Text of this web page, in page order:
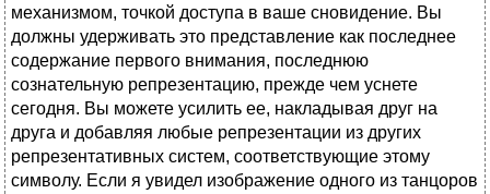
механизмом, точкой доступа в ваше сновидение. Вы
должны удерживать это представление как последнее
содержание первого внимания, последнюю
сознательную репрезентацию, прежде чем уснете
сегодня. Вы можете усилить ее, накладывая друг на
друга и добавляя любые репрезентации из других
репрезентативных систем, соответствующие этому
символу. Если я увидел изображение одного из танцоров